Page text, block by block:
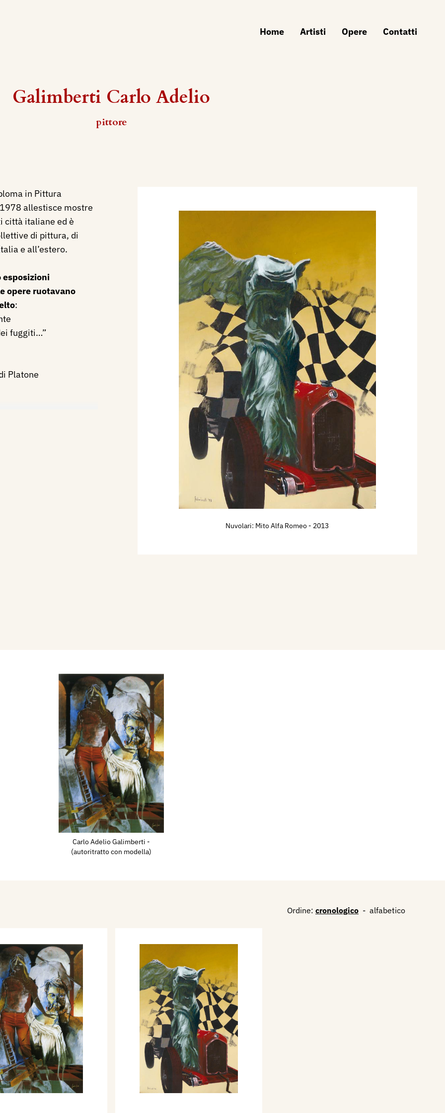
Home Artisti Opere Contatti
Galimberti Carlo Adelio
pittore
Nuvolari: Mito Alfa Romeo - 2013
in Pittura
allestisce mostre
città italiane ed è
di pittura, di
e all’estero.
opere ruotavano
:
fuggiti…”
Platone
del nord, Il
2002, Il Veneto 2003,
di Milano.
e saggi in
e private di diversi
Mauro Pagliai Editore
saggio sulla vita
italiano.
Mantova,
rassegna 2013, a
Gianni Cancellieri e
mostra, Castel
Archivio Sartori
Carlo Adelio Galimberti -
(autoritratto con modella)
Ordine: cronologico - alfabetico